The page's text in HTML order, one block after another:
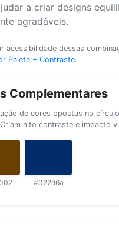
a criar designs
agradáveis.
acessibilidade dessas
Paleta + Contraste.
Complementares
de cores opostas no
alto contraste e impacto
#022d6a